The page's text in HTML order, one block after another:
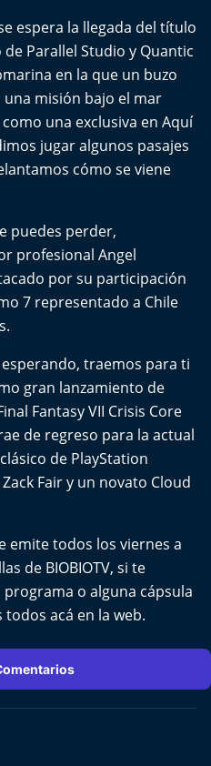
espera la llegada del título
de Parallel Studio y Quantic
en la que un buzo
misión bajo el mar
una exclusiva en Aquí
jugar algunos pasajes
cómo se viene
puedes perder,
profesional Angel
por su participación
7 representado a Chile
traemos para ti
gran lanzamiento de
Fantasy VII Crisis Core
de regreso para la actual
de PlayStation
Fair y un novato Cloud
emite todos los viernes a
de BIOBIOTV, si te
o alguna cápsula
acá en la web.